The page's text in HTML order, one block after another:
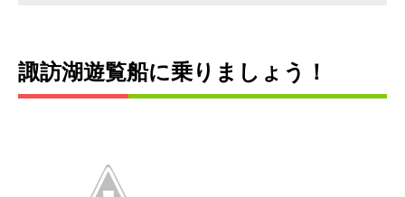
諏訪湖遊覧船に乗りましょう！